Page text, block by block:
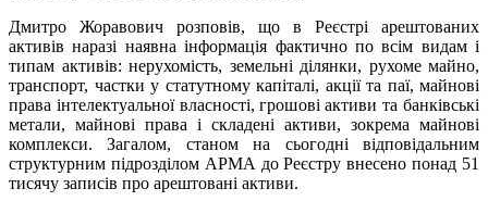
Дмитро Жоравович розповів, що в Реєстрі арештованих
активів наразі наявна інформація фактично по всім видам і
типам активів: нерухомість, земельні ділянки, рухоме майно,
транспорт, частки у статутному капіталі, акції та паї, майнові
права інтелектуальної власності, грошові активи та банківські
метали, майнові права і складені активи, зокрема майнові
комплекси. Загалом, станом на сьогодні відповідальним
структурним підрозділом АРМА до Реєстру внесено понад 51
тисячу записів про арештовані активи.